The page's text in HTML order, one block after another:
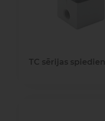
TC sērijas